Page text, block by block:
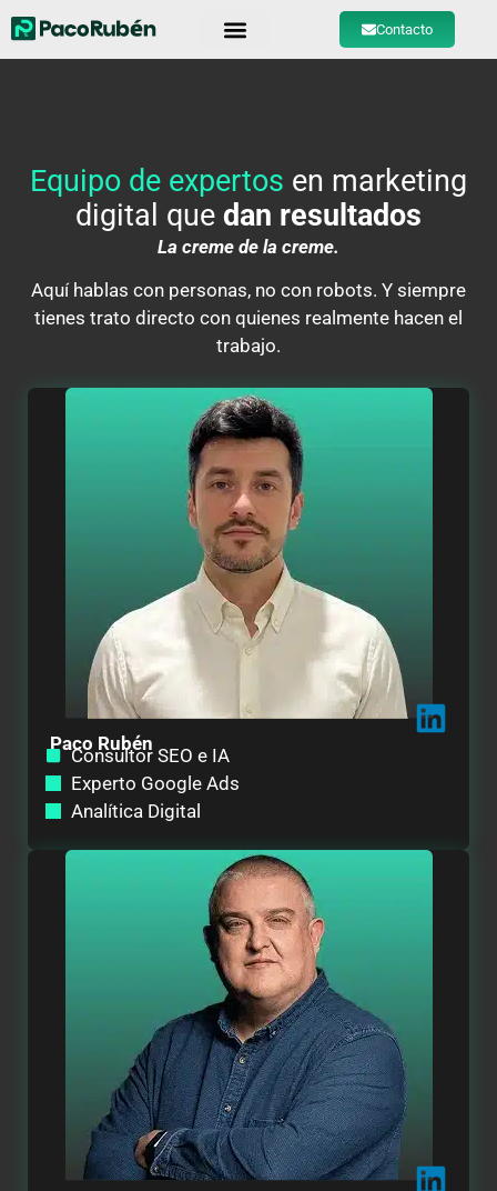
Contacto
Equipo de expertos en marketing
digital que dan resultados
La creme de la creme.
Aquí hablas con personas, no con robots. Y siempre
tienes trato directo con quienes realmente hacen el
trabajo.
Paco Rubén
Consultor SEO e IA
Experto Google Ads
Analítica Digital